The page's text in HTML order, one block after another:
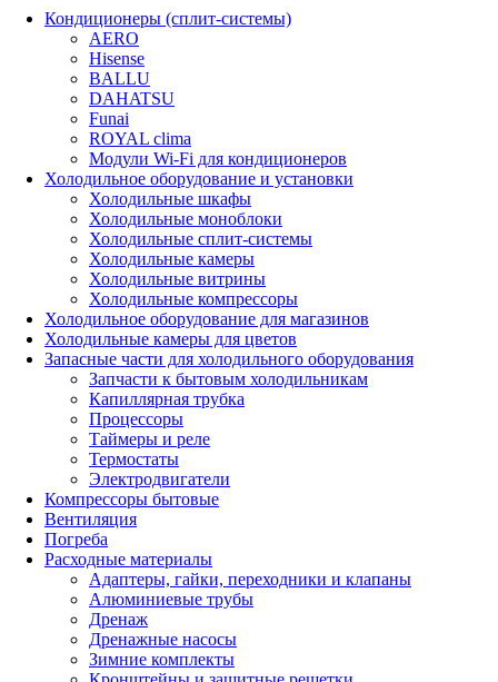
Кондиционеры (сплит-системы)
AERO
Hisense
BALLU
DAHATSU
Funai
ROYAL clima
Модули Wi-Fi для кондиционеров
Холодильное оборудование и установки
Холодильные шкафы
Холодильные моноблоки
Холодильные сплит-системы
Холодильные камеры
Холодильные витрины
Холодильные компрессоры
Холодильное оборудование для магазинов
Холодильные камеры для цветов
Запасные части для холодильного оборудования
Запчасти к бытовым холодильникам
Капиллярная трубка
Процессоры
Таймеры и реле
Термостаты
Электродвигатели
Компрессоры бытовые
Вентиляция
Погреба
Расходные материалы
Адаптеры, гайки, переходники и клапаны
Алюминиевые трубы
Дренаж
Дренажные насосы
Зимние комплекты